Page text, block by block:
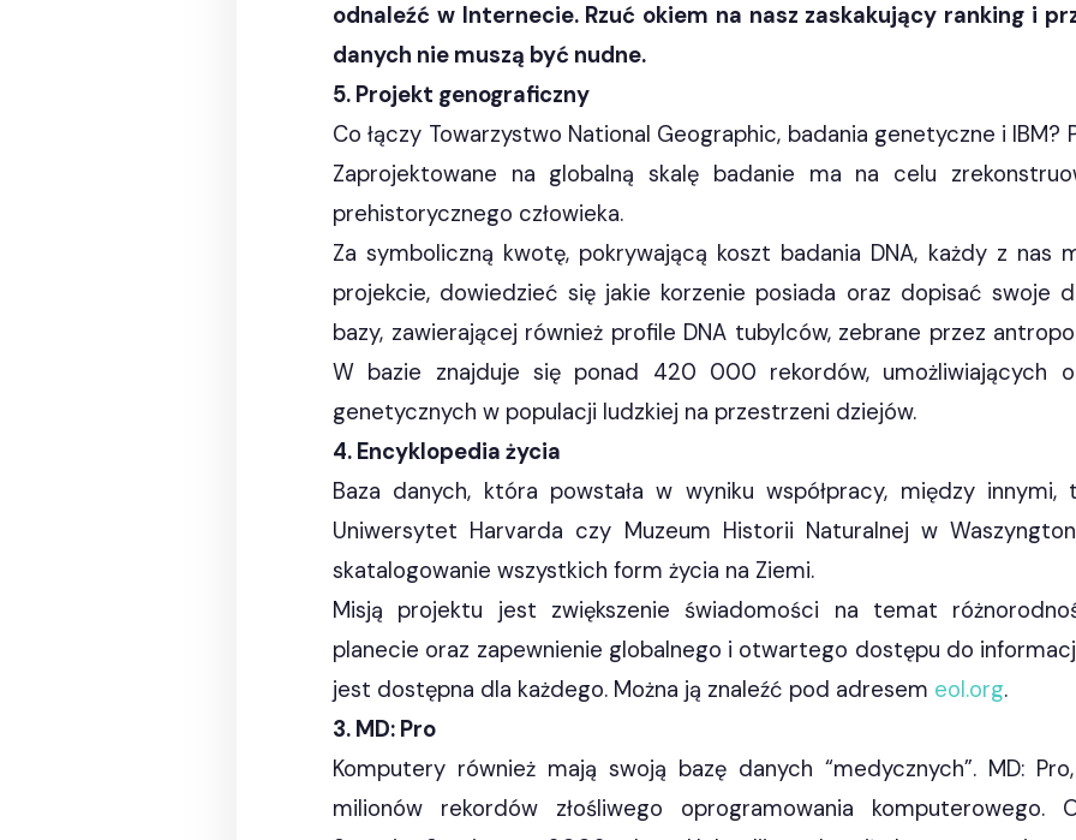
odnaleźć w Internecie. Rzuć okiem na nasz zaskakujący ranking i
danych nie muszą być nudne.
5. Projekt genograficzny
Co łączy Towarzystwo National Geographic, badania genetyczne i IBM?
Zaprojektowane na globalną skalę badanie ma na celu
prehistorycznego człowieka.
Za symboliczną kwotę, pokrywającą koszt badania DNA, każdy z nas
projekcie, dowiedzieć się jakie korzenie posiada oraz dopisać swoje
bazy, zawierającej również profile DNA tubylców, zebrane przez
W bazie znajduje się ponad 420 000 rekordów, umożliwiających
genetycznych w populacji ludzkiej na przestrzeni dziejów.
4. Encyklopedia życia
Baza danych, która powstała w wyniku współpracy, między
Uniwersytet Harvarda czy Muzeum Historii Naturalnej w
skatalogowanie wszystkich form życia na Ziemi.
Misją projektu jest zwiększenie świadomości na temat
planecie oraz zapewnienie globalnego i otwartego dostępu do
jest dostępna dla każdego. Można ją znaleźć pod adresem eol.org.
3. MD: Pro
Komputery również mają swoją bazę danych “medycznych”. MD:
milionów rekordów złośliwego oprogramowania komputerowego.